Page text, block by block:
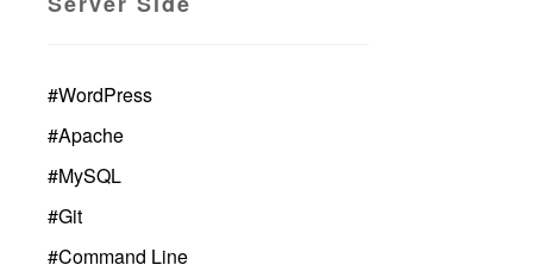
#WordPress
#Apache
#MySQL
#Git
#Command Line